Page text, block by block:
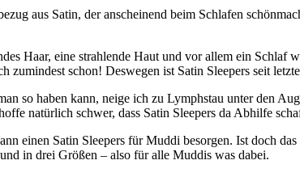
aus Satin, der anscheinend beim Schlafen
Haar, eine strahlende Haut und vor allem ein
zumindest schon! Deswegen ist Satin Sleepers seit
so haben kann, neige ich zu Lymphstau unter den
natürlich schwer, dass Satin Sleepers da Abhilfe
einen Satin Sleepers für Muddi besorgen. Ist doch das
in drei Größen – also für alle Muddis was dabei.